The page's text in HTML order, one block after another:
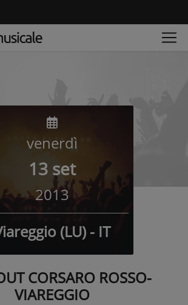
venerdì
13 set
2013
(LU) - IT
CORSARO ROSSO-
VIAREGGIO